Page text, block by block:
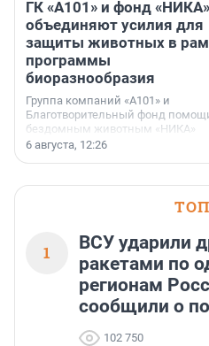
ГК «А101» и фонд «НИКА»
объединяют усилия для
защиты животных в
программы
биоразнообразия
Группа компаний «А101» и
Благотворительный фонд
бездомным животным «НИКА»
заключили соглашение о
6 августа, 12:26
1
ВСУ ударили
ракетами по
регионам
сообщили о
102 750